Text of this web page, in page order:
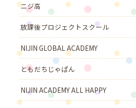
ニジ高
放課後プロジェクトスクール
NIJIN GLOBAL ACADEMY
ともだちじゃぱん
NIJIN ACADEMY ALL HAPPY